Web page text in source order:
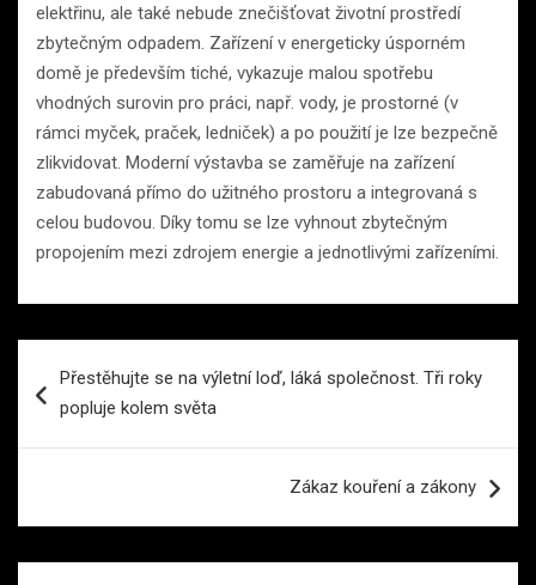
elektřinu, ale také nebude znečišťovat životní prostředí
zbytečným odpadem. Zařízení v energeticky úsporném
domě je především tiché, vykazuje malou spotřebu
vhodných surovin pro práci, např. vody, je prostorné (v
rámci myček, praček, ledniček) a po použití je lze bezpečně
zlikvidovat. Moderní výstavba se zaměřuje na zařízení
zabudovaná přímo do užitného prostoru a integrovaná s
celou budovou. Díky tomu se lze vyhnout zbytečným
propojením mezi zdrojem energie a jednotlivými zařízeními.
proPřestěhujte se na výletní loď, láká společnost. Tři roky
popluje kolem světa
Zákaz kouření a zákony